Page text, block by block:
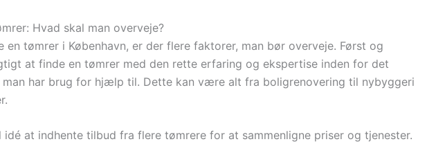
Hvad skal man overveje?
en tømrer i København, er der flere faktorer, man bør overveje. Først og
at finde en tømrer med den rette erfaring og ekspertise inden for det
man har brug for hjælp til. Dette kan være alt fra boligrenovering til nybyggeri
idé at indhente tilbud fra flere tømrere for at sammenligne priser og tjenester.